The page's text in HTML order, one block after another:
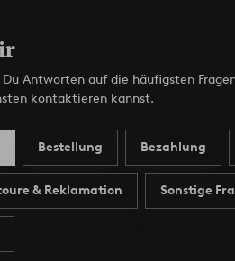
Du Antworten auf die häufigsten
kontaktieren kannst.
Bestellung Bezahlung
& Reklamation Sonstige